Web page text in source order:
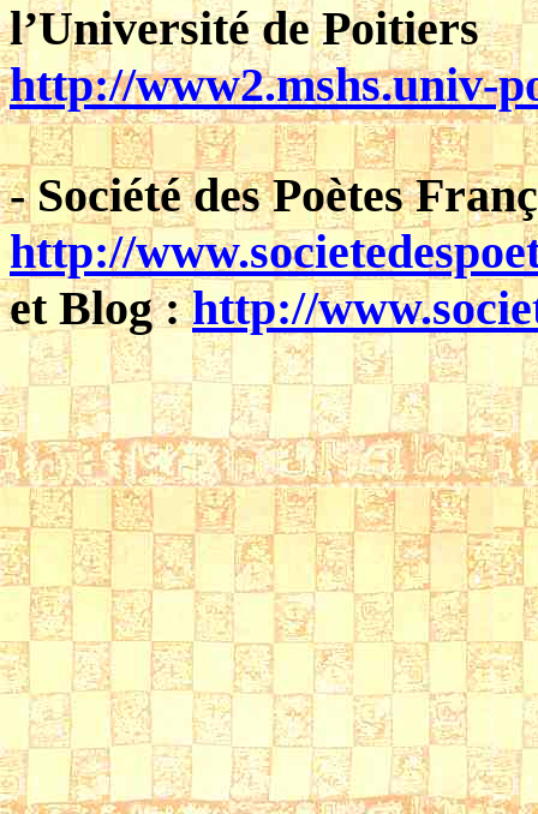
l’Université de Poitiers
http://www2.mshs.univ-
- Société des Poètes
http://
et Blog :http://